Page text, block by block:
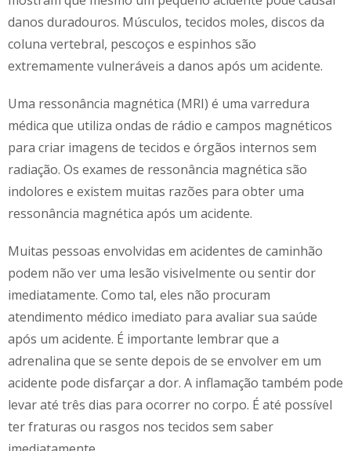
danos duradouros. Músculos, tecidos moles, discos da
coluna vertebral, pescoços e espinhos são
extremamente vulneráveis a danos após um acidente.
Uma ressonância magnética (MRI) é uma varredura
médica que utiliza ondas de rádio e campos magnéticos
para criar imagens de tecidos e órgãos internos sem
radiação. Os exames de ressonância magnética são
indolores e existem muitas razões para obter uma
ressonância magnética após um acidente.
Muitas pessoas envolvidas em acidentes de caminhão
podem não ver uma lesão visivelmente ou sentir dor
imediatamente. Como tal, eles não procuram
atendimento médico imediato para avaliar sua saúde
após um acidente. É importante lembrar que a
adrenalina que se sente depois de se envolver em um
acidente pode disfarçar a dor. A inflamação também pode
levar até três dias para ocorrer no corpo. É até possível
ter fraturas ou rasgos nos tecidos sem saber